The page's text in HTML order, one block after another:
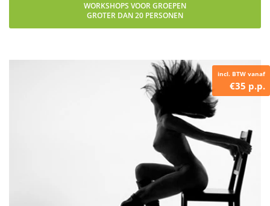
WORKSHOPS VOOR GROEPEN
GROTER DAN 20 PERSONEN
incl. BTW vanaf
€35 p.p.